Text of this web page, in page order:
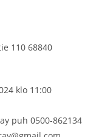
110 68840
klo 11:00
862134